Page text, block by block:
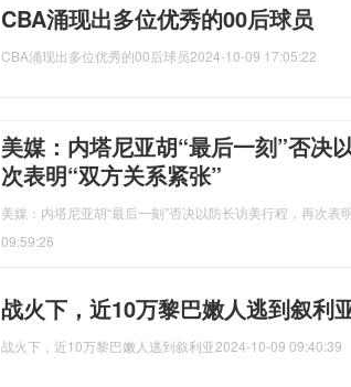
CBA涌现出多位优秀的00后球员
CBA涌现出多位优秀的00后球员2024-10-09 17:05:22
美媒：内塔尼亚胡“最后一刻”否决
次表明“双方关系紧张”
美媒：内塔尼亚胡“最后一刻”否决以防长访美行程，再次表
09:59:26
战火下，近10万黎巴嫩人逃到叙利
战火下，近10万黎巴嫩人逃到叙利亚2024-10-09 09:40:39